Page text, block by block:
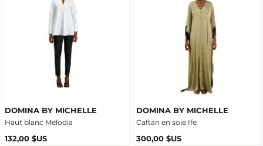
DOMINA BY MICHELLE
Haut blanc Melodia
132,00 $US
DOMINA BY MICHELLE
Caftan en soie Ife
300,00 $US